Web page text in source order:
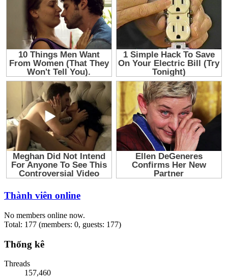
Thành viên online
No members online now.
Total: 177 (members: 0, guests: 177)
Thống kê
Threads
157,460